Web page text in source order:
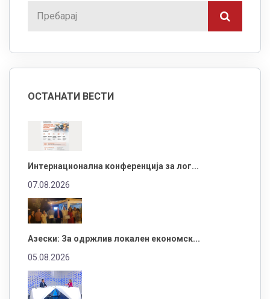
ОСТАНАТИ ВЕСТИ
Интернационална конференција за лог...
07.08.2026
Азески: За одржлив локален економск...
05.08.2026